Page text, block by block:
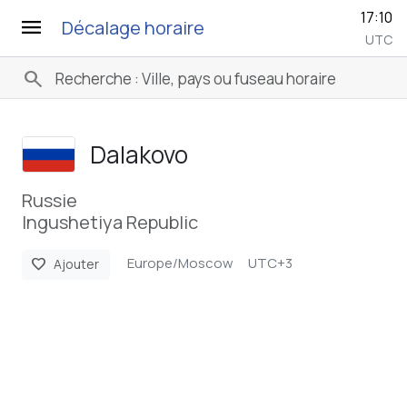
menu Décalage horaire 17:10
UTC
search
Dalakovo
Russie
Ingushetiya Republic
favorite Ajouter Europe/Moscow UTC+3